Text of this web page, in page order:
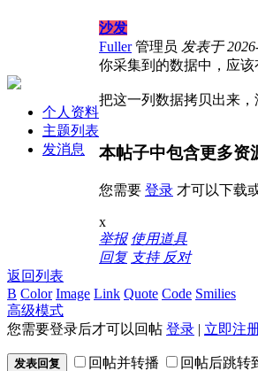
个人资料
主题列表
发消息
沙发
Fuller 管理员 发表于
你采集到的数据中，应
把这一列数据拷贝出来，
本帖子中包含更多资
您需要 登录 才可以下载
x
举报 使用道具
回复 支持 反对
返回列表
B Color Image Link Quote Code Smilies
高级模式
您需要登录后才可以回帖 登录 | 立即注
发表回复 回帖并转播 回帖后跳转